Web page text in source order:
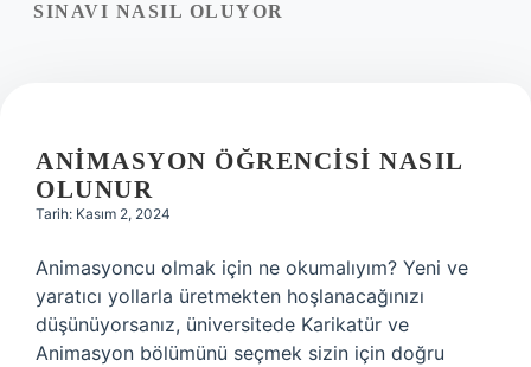
SINAVI NASIL OLUYOR
ANIMASYON ÖĞRENCISI NASIL
OLUNUR
Tarih: Kasım 2, 2024
Animasyoncu olmak için ne okumalıyım? Yeni ve
yaratıcı yollarla üretmekten hoşlanacağınızı
düşünüyorsanız, üniversitede Karikatür ve
Animasyon bölümünü seçmek sizin için doğru